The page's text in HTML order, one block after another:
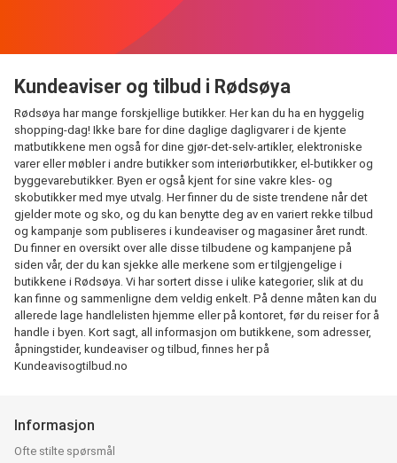
Kundeaviser og tilbud i Rødsøya
Rødsøya har mange forskjellige butikker. Her kan du ha en hyggelig
shopping-dag! Ikke bare for dine daglige dagligvarer i de kjente
matbutikkene men også for dine gjør-det-selv-artikler, elektroniske
varer eller møbler i andre butikker som interiørbutikker, el-butikker og
byggevarebutikker. Byen er også kjent for sine vakre kles- og
skobutikker med mye utvalg. Her finner du de siste trendene når det
gjelder mote og sko, og du kan benytte deg av en variert rekke tilbud
og kampanje som publiseres i kundeaviser og magasiner året rundt.
Du finner en oversikt over alle disse tilbudene og kampanjene på
siden vår, der du kan sjekke alle merkene som er tilgjengelige i
butikkene i Rødsøya. Vi har sortert disse i ulike kategorier, slik at du
kan finne og sammenligne dem veldig enkelt. På denne måten kan du
allerede lage handlelisten hjemme eller på kontoret, før du reiser for å
handle i byen. Kort sagt, all informasjon om butikkene, som adresser,
åpningstider, kundeaviser og tilbud, finnes her på
Kundeavisogtilbud.no
Informasjon
Ofte stilte spørsmål